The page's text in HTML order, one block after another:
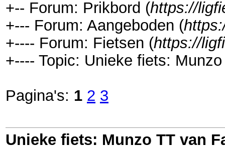
+-- Forum: Prikbord (https://
+--- Forum: Aangeboden (
+---- Forum: Fietsen (https://
+---- Topic: Unieke fiets:
Pagina's: 1 2 3
Unieke fiets: Munzo TT van